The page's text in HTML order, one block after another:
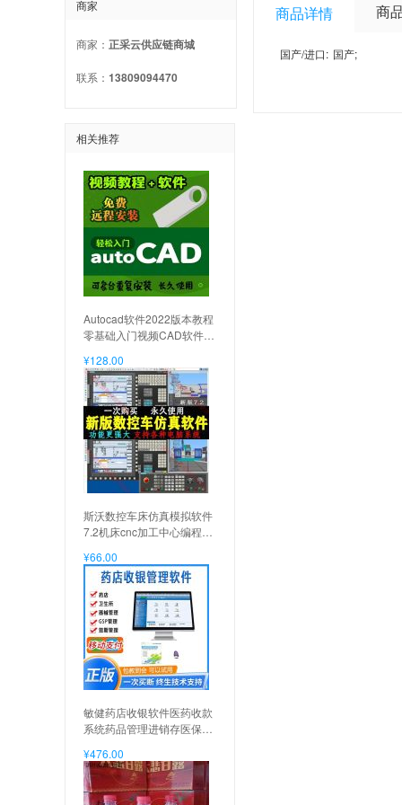
商家
商家： 正采云供应链商城
联系： 13809094470
相关推荐
Autocad软件2022版本教程
零基础入门视频CAD软件教
体素材 2022cad软件和教程
不含书, 2022cad+书教程
¥128.00
斯沃数控车床仿真模拟软件
7.2机床cnc加工中心编程铣
件, 斯沃【v7.2】电脑软件
¥66.00
敏健药店收银软件医药收款
系统药品管理进销存医保药
版软件V5(不含电脑), 医药
基础版软件V5(不含电脑)
¥476.00
商品详情 商
国产/进口: 国产;